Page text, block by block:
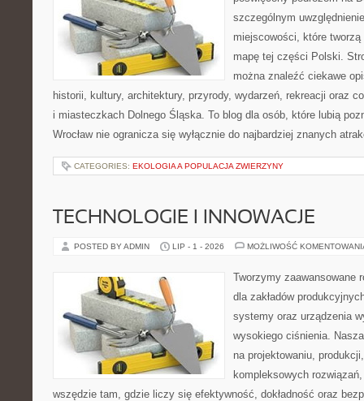
szczególnym
miejscowości, które
mapę tej części Polski.
można znaleźć ciekawe
historii, kultury, architektury, przyrody, wydarzeń, rekreacji oraz
i miasteczkach Dolnego Śląska. To blog dla osób, które lubią
Wrocław nie ogranicza się wyłącznie do najbardziej znanych
CATEGORIES: EKOLOGIA A POPULACJA ZWIERZYNY
TECHNOLOGIE I INNOWACJE
POSTED BY ADMIN LIP - 1 - 2026 MOŻLIWOŚĆ
Tworzymy zaawansowane
dla zakładów
systemy oraz urządzenia
wysokiego ciśnienia.
na projektowaniu,
kompleksowych
wszędzie tam, gdzie liczy się efektywność, dokładność oraz